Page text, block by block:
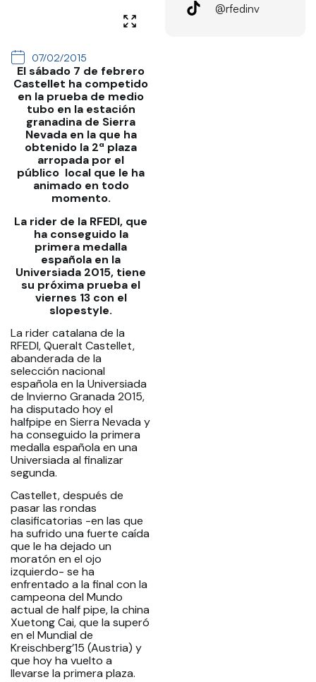
07/02/2015
El sábado 7 de febrero
Castellet ha competido
en la prueba de medio
tubo en la estación
granadina de Sierra
Nevada en la que ha
obtenido la 2ª plaza
arropada por el
público local que le ha
animado en todo
momento.
La rider de la RFEDI, que
ha conseguido la
primera medalla
española en la
Universiada 2015, tiene
su próxima prueba el
viernes 13 con el
slopestyle.
La rider catalana de la
RFEDI, Queralt Castellet,
abanderada de la
selección nacional
española en la Universiada
de Invierno Granada 2015,
ha disputado hoy el
halfpipe en Sierra Nevada y
ha conseguido la primera
medalla española en una
Universiada al finalizar
segunda.
Castellet, después de
pasar las rondas
clasificatorias -en las que
ha sufrido una fuerte caída
que le ha dejado un
moratón en el ojo
izquierdo- se ha
enfrentado a la final con la
campeona del Mundo
actual de half pipe, la china
Xuetong Cai, que la superó
en el Mundial de
Kreischberg’15 (Austria) y
que hoy ha vuelto a
llevarse la primera plaza.
@rfedinv